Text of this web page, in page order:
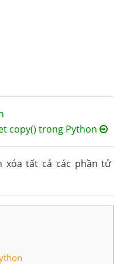
copy() trong Python
xóa tất cả các phần tử